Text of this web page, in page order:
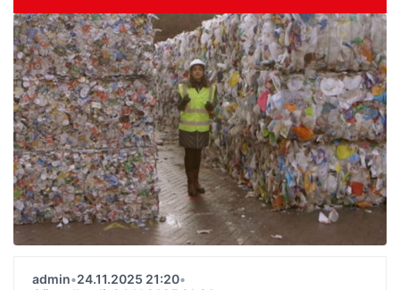
admin•24.11.2025 21:20•